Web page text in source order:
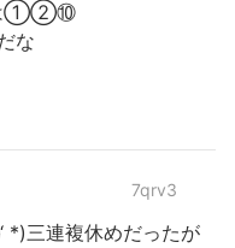
は①②⑩
な
7qrv3
*)三連複休めだったが